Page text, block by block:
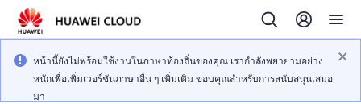
หน้านี้ยังไม่พร้อมใช้งานในภาษาท้องถิ่นของคุณ เรากำลังพยายามอย่าง
หนักเพื่อเพิ่มเวอร์ชันภาษาอื่น ๆ เพิ่มเติม ขอบคุณสำหรับการสนับสนุนเสมอ
มา